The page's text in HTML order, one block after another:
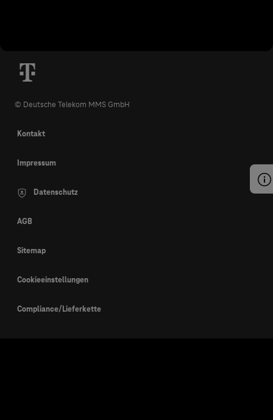
© Deutsche Telekom MMS GmbH
Kontakt
Impressum
Datenschutz
AGB
Sitemap
Cookieeinstellungen
Compliance/Lieferkette